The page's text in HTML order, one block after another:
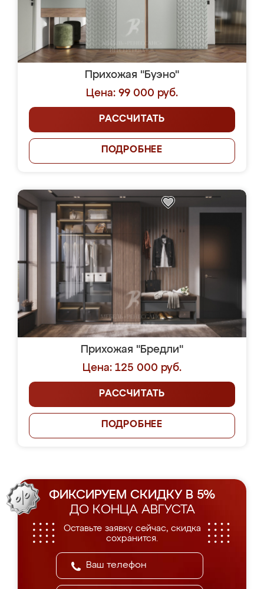
Прихожая "Буэно"
Цена: 99 000 руб.
РАССЧИТАТЬ
ПОДРОБНЕЕ
Прихожая "Бредли"
Цена: 125 000 руб.
РАССЧИТАТЬ
ПОДРОБНЕЕ
ФИКСИРУЕМ СКИДКУ В 5%
ДО КОНЦА АВГУСТА
Оставьте заявку сейчас, скидка
сохранится.